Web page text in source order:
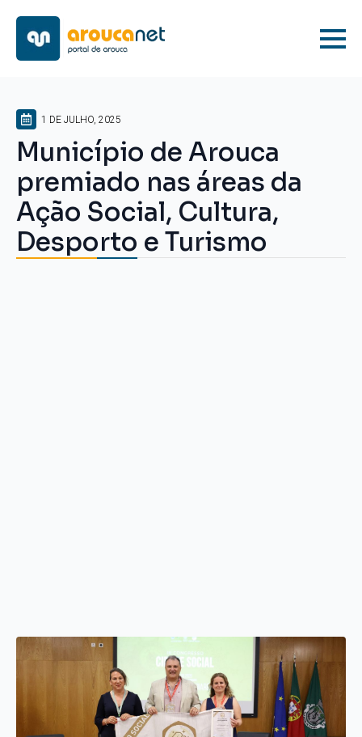
1 DE JULHO, 2025
Município de Arouca
premiado nas áreas da
Ação Social, Cultura,
Desporto e Turismo